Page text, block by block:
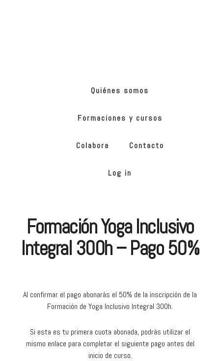
Quiénes somos
Formaciones y cursos
Colabora Contacto
Log in
Formación Yoga Inclusivo
Integral 300h – Pago 50%
Al confirmar el pago abonarás el 50% de la inscripción de la
Formación de Yoga Inclusivo Integral 300h.
Si esta es tu primera cuota abonada, podrás utilizar el
mismo enlace para completar el siguiente pago antes del
inicio de curso.